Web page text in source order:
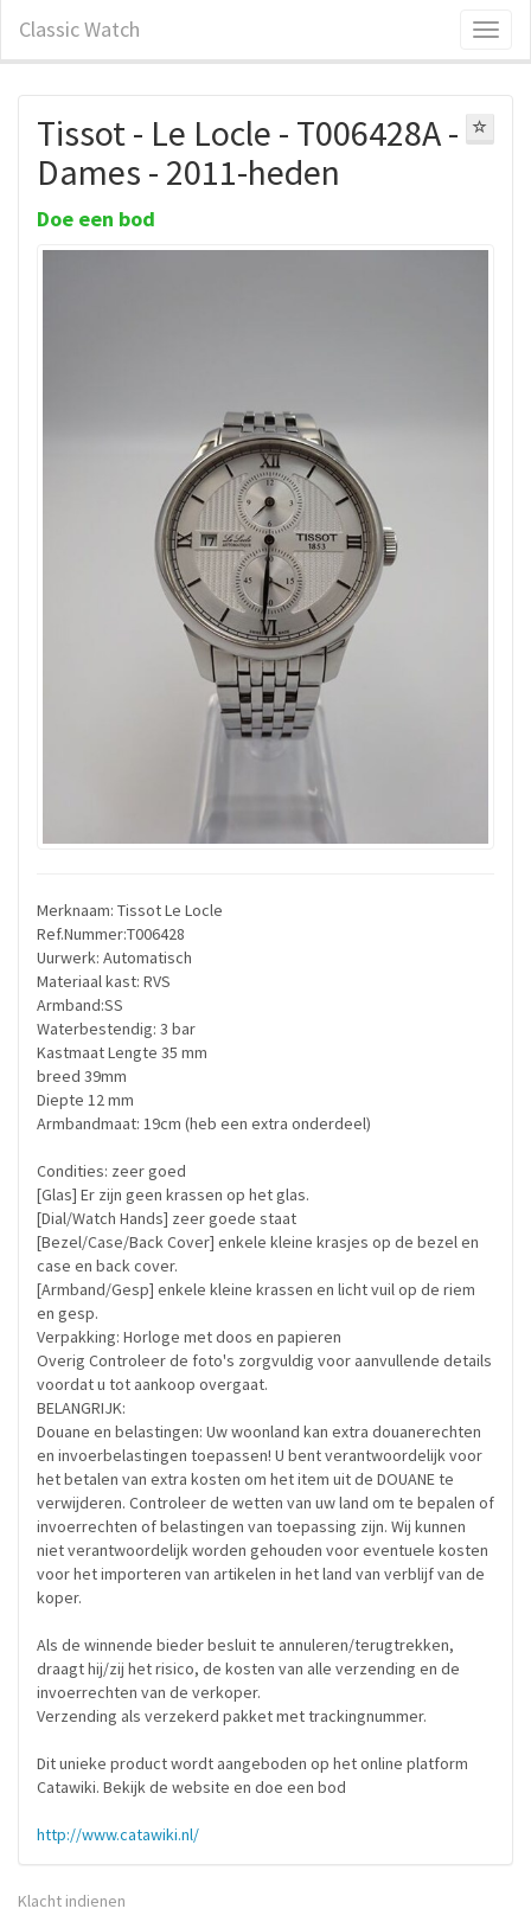
Classic Watch
Tissot - Le Locle - T006428A -
Dames - 2011-heden
Doe een bod
Merknaam: Tissot Le Locle
Ref.Nummer:T006428
Uurwerk: Automatisch
Materiaal kast: RVS
Armband:SS
Waterbestendig: 3 bar
Kastmaat Lengte 35 mm
breed 39mm
Diepte 12 mm
Armbandmaat: 19cm (heb een extra onderdeel)
Condities: zeer goed
[Glas] Er zijn geen krassen op het glas.
[Dial/Watch Hands] zeer goede staat
[Bezel/Case/Back Cover] enkele kleine krasjes op de bezel en
case en back cover.
[Armband/Gesp] enkele kleine krassen en licht vuil op de riem
en gesp.
Verpakking: Horloge met doos en papieren
Overig Controleer de foto's zorgvuldig voor aanvullende details
voordat u tot aankoop overgaat.
BELANGRIJK:
Douane en belastingen: Uw woonland kan extra douanerechten
en invoerbelastingen toepassen! U bent verantwoordelijk voor
het betalen van extra kosten om het item uit de DOUANE te
verwijderen. Controleer de wetten van uw land om te bepalen of
invoerrechten of belastingen van toepassing zijn. Wij kunnen
niet verantwoordelijk worden gehouden voor eventuele kosten
voor het importeren van artikelen in het land van verblijf van de
koper.
Als de winnende bieder besluit te annuleren/terugtrekken,
draagt hij/zij het risico, de kosten van alle verzending en de
invoerrechten van de verkoper.
Verzending als verzekerd pakket met trackingnummer.
Dit unieke product wordt aangeboden op het online platform
Catawiki. Bekijk de website en doe een bod
http://www.catawiki.nl/
Klacht indienen